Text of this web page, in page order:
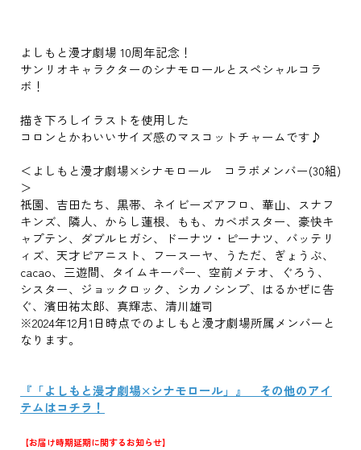
よしもと漫才劇場 10周年記念！
サンリオキャラクターのシナモロールとスペシャルコラ
ボ！
描き下ろしイラストを使用した
コロンとかわいいサイズ感のマスコットチャームです♪
＜よしもと漫才劇場×シナモロール コラボメンバー(30組)
＞
祇園、吉田たち、黒帯、ネイビーズアフロ、華山、スナフ
キンズ、隣人、からし蓮根、もも、カベポスター、豪快キ
ャプテン、ダブルヒガシ、ドーナツ・ピーナツ、バッテリ
ィズ、天才ピアニスト、フースーヤ、うただ、ぎょうぶ、
cacao、三遊間、タイムキーパー、空前メテオ、ぐろう、
シスター、ジョックロック、シカノシンプ、はるかぜに告
ぐ、濱田祐太郎、真輝志、清川雄司
※2024年12月1日時点でのよしもと漫才劇場所属メンバーと
なります。
『「よしもと漫才劇場×シナモロール」』 その他のアイ
テムはコチラ！
【お届け時期延期に関するお知らせ】